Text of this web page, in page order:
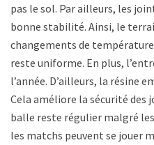
pas le sol. Par ailleurs, les
bonne stabilité. Ainsi, le
changements de
reste uniforme. En plus,
l’année. D’ailleurs, la résine
Cela améliore la sécurité des
balle reste régulier malgré
les matchs peuvent se jouer